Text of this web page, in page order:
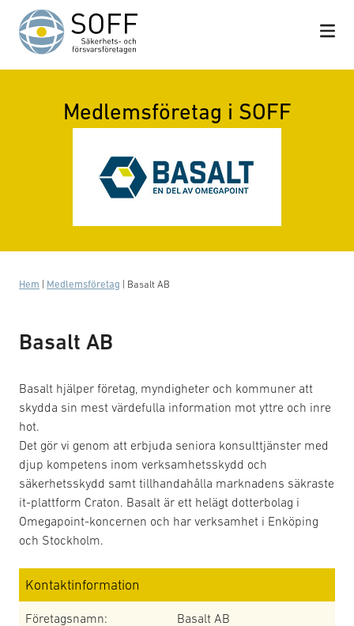
Hoppa till innehåll
Medlemsföretag i SOFF
Hem Medlemsföretag Basalt AB
Basalt AB
Basalt hjälper företag, myndigheter och kommuner att
skydda sin mest värdefulla information mot yttre och inre
hot.
Det gör vi genom att erbjuda seniora konsulttjänster med
djup kompetens inom verksamhetsskydd och
säkerhetsskydd samt tillhandahålla marknadens säkraste
it-plattform Craton. Basalt är ett helägt dotterbolag i
Omegapoint-koncernen och har verksamhet i Enköping
och Stockholm.
Kontaktinformation
Företagsnamn:
Basalt AB